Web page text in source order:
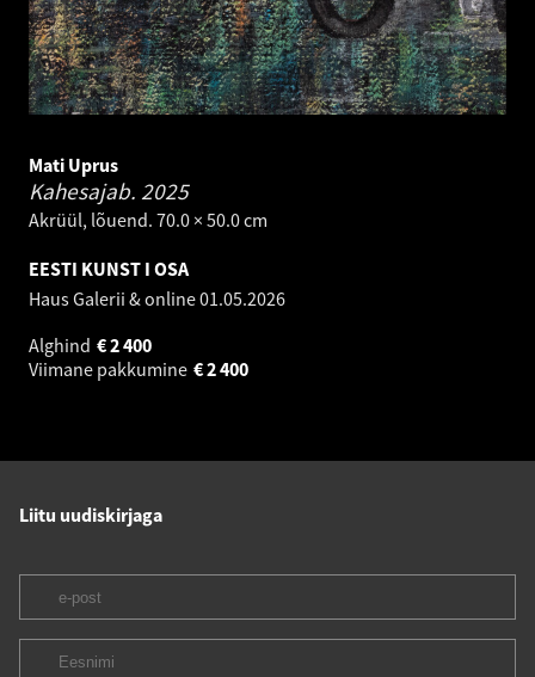
Mati Uprus
Kahesajab. 2025
Akrüül, lõuend. 70.0 × 50.0 cm
EESTI KUNST I OSA
Haus Galerii & online01.05.2026
Alghind
2 400
€
Viimane pakkumine
2 400
€
Liitu uudiskirjaga